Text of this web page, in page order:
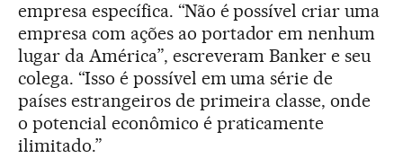
empresa específica. “Não é possível criar uma
empresa com ações ao portador em nenhum
lugar da América”, escreveram Banker e seu
colega. “Isso é possível em uma série de
países estrangeiros de primeira classe, onde
o potencial econômico é praticamente
ilimitado.”